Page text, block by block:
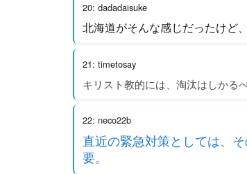
20: dadadaisuke
北海道がそんな感じだったけど
21: timetosay
キリスト教的には、淘汰はしかる
22: neco22b
直近の緊急対策としては、
要。